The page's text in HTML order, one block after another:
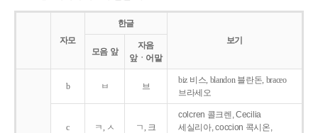
자모
한글
보기
모음 앞
자음
앞ㆍ어말
b ㅂ 브
biz 비스, blandon 블란돈, braceo
브라세오
c ㅋ, ㅅ ㄱ, 크
colcren 콜크렌, Cecilia
세실리아, coccion 콕시온,